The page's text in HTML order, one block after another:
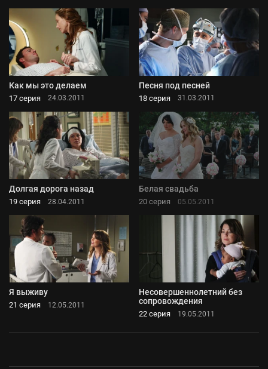
Как мы это делаем
17 серия 24.03.2011
Песня под песней
18 серия 31.03.2011
Долгая дорога назад
19 серия 28.04.2011
Белая свадьба
20 серия 05.05.2011
Я выживу
21 серия 12.05.2011
Несовершеннолетний без
сопровождения
22 серия 19.05.2011